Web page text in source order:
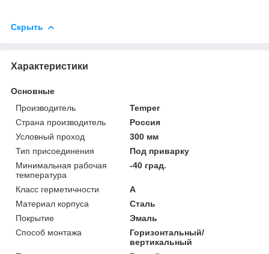
Скрыть
Характеристики
Основные
Производитель
Temper
Страна производитель
Россия
Условный проход
300 мм
Тип присоединения
Под приварку
Минимальная рабочая
температура
-40 град.
Класс герметичности
А
Материал корпуса
Сталь
Покрытие
Эмаль
Способ монтажа
Горизонтальный/
вертикальный